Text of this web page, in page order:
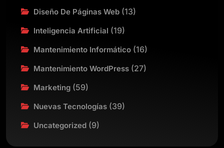
Diseño De Páginas Web (13)
Inteligencia Artificial (19)
Mantenimiento Informático (16)
Mantenimiento WordPress (27)
Marketing (59)
Nuevas Tecnologías (39)
Uncategorized (9)